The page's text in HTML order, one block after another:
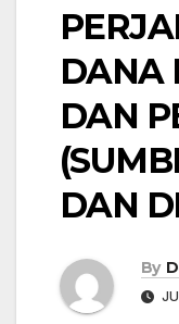
DANA
DAN
DAN
By